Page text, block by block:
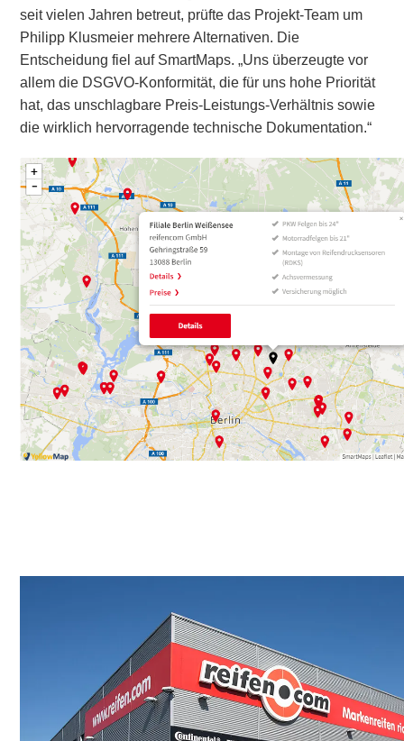
seit vielen Jahren betreut, prüfte das Projekt-Team um
Philipp Klusmeier mehrere Alternativen. Die
Entscheidung fiel auf SmartMaps. „Uns überzeugte vor
allem die DSGVO-Konformität, die für uns hohe Priorität
hat, das unschlagbare Preis-Leistungs-Verhältnis sowie
die wirklich hervorragende technische Dokumentation.“